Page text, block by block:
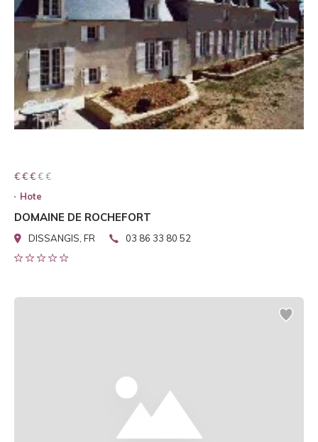
€ € € € €
€ € €
Hote
DOMAINE DE ROCHEFORT
DISSANGIS, FR 03 86 33 80 52